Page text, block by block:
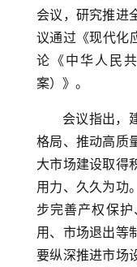
会议，研究推进
议通过《现代化
论《中华人民
案）》。
会议指出，
格局、推动高质
大市场建设取得
用力、久久为功
步完善产权保
用、市场退出等
要纵深推进市场